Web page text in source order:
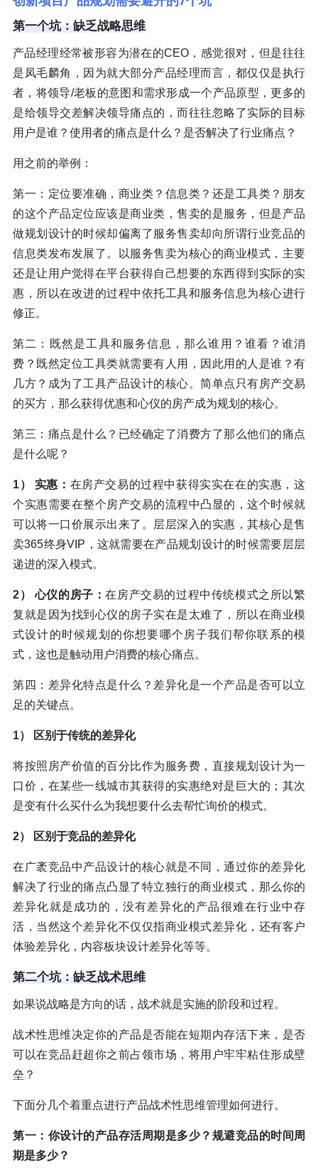
第一个坑：缺乏战略思维
产品经理经常被形容为潜在的CEO，感觉很对，但是往往
是凤毛麟角，因为就大部分产品经理而言，都仅仅是执行
者，将领导/老板的意图和需求形成一个产品原型，更多的
是给领导交差解决领导痛点的，而往往忽略了实际的目标
用户是谁？使用者的痛点是什么？是否解决了行业痛点？
用之前的举例：
第一：定位要准确，商业类？信息类？还是工具类？朋友
的这个产品定位应该是商业类，售卖的是服务，但是产品
做规划设计的时候却偏离了服务售卖却向所谓行业竞品的
信息类发布发展了。以服务售卖为核心的商业模式，主要
还是让用户觉得在平台获得自己想要的东西得到实际的实
惠，所以在改进的过程中依托工具和服务信息为核心进行
修正。
第二：既然是工具和服务信息，那么谁用？谁看？谁消
费？既然定位工具类就需要有人用，因此用的人是谁？有
几方？成为了工具产品设计的核心。简单点只有房产交易
的买方，那么获得优惠和心仪的房产成为规划的核心。
第三：痛点是什么？已经确定了消费方了那么他们的痛点
是什么呢？
1） 实惠： 在房产交易的过程中获得实实在在的实惠，这
个实惠需要在整个房产交易的流程中凸显的，这个时候就
可以将一口价展示出来了。层层深入的实惠，其核心是售
卖365终身VIP，这就需要在产品规划设计的时候需要层层
递进的深入模式。
2） 心仪的房子：在房产交易的过程中传统模式之所以繁
复就是因为找到心仪的房子实在是太难了，所以在商业模
式设计的时候规划的你想要哪个房子我们帮你联系的模
式，这也是触动用户消费的核心痛点。
第四：差异化特点是什么？差异化是一个产品是否可以立
足的关键点。
1） 区别于传统的差异化
将按照房产价值的百分比作为服务费，直接规划设计为一
口价，在某些一线城市其获得的实惠绝对是巨大的；其次
是变有什么买什么为我想要什么去帮忙询价的模式。
2） 区别于竞品的差异化
在广袤竞品中产品设计的核心就是不同，通过你的差异化
解决了行业的痛点凸显了特立独行的商业模式，那么你的
差异化就是成功的，没有差异化的产品很难在行业中存
活，当然这个差异化不仅仅指商业模式差异化，还有客户
体验差异化，内容板块设计差异化等等。
第二个坑：缺乏战术思维
如果说战略是方向的话，战术就是实施的阶段和过程。
战术性思维决定你的产品是否能在短期内存活下来，是否
可以在竞品赶超你之前占领市场，将用户牢牢粘住形成壁
垒？
下面分几个着重点进行产品战术性思维管理如何进行。
第一：你设计的产品存活周期是多少？规避竞品的时间周
期是多少？